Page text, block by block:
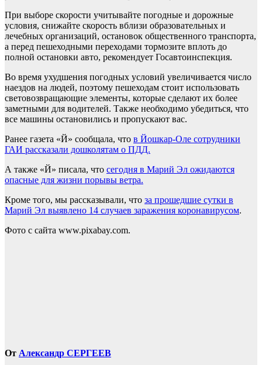
При выборе скорости учитывайте погодные и дорожные
условия, снижайте скорость вблизи образовательных и
лечебных организаций, остановок общественного транспорта,
а перед пешеходными переходами тормозите вплоть до
полной остановки авто, рекомендует Госавтоинспекция.
Во время ухудшения погодных условий увеличивается число
наездов на людей, поэтому пешеходам стоит использовать
световозвращающие элементы, которые сделают их более
заметными для водителей. Также необходимо убедиться, что
все машины остановились и пропускают вас.
Ранее газета «Й» сообщала, что в Йошкар-Оле сотрудники
ГАИ рассказали дошколятам о ПДД.
А также «Й» писала, что сегодня в Марий Эл ожидаются
опасные для жизни порывы ветра.
Кроме того, мы рассказывали, что за прошедшие сутки в
Марий Эл выявлено 14 случаев заражения коронавирусом.
Фото с сайта www.pixabay.com.
От Александр СЕРГЕЕВ